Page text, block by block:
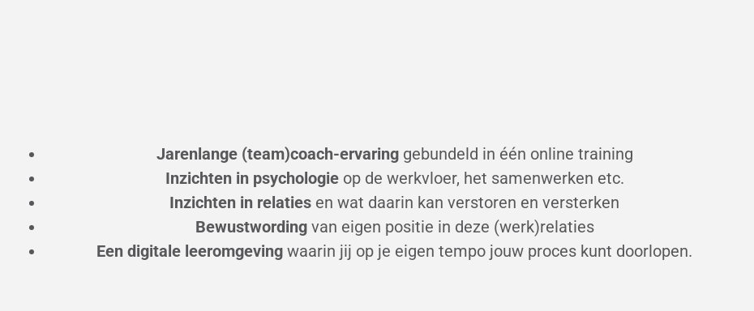
Jarenlange (team)coach-ervaringgebundeld in één online training
Inzichten in psychologieop de werkvloer, het samenwerken etc.
Inzichten in relaties en wat daarin kan verstoren en versterken
Bewustwordingvan eigen positie in deze (werk)relaties
Een digitale leeromgevingwaarin jij op je eigen tempo jouw proces kunt doorlopen.